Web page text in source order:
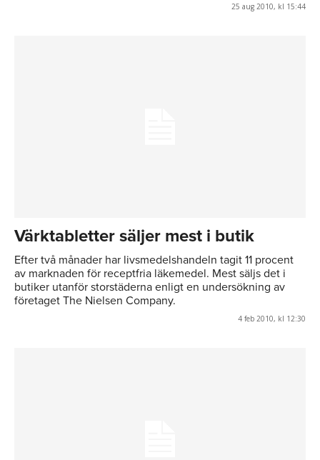
25 aug 2010, kl 15:44
Värktabletter säljer mest i butik
Efter två månader har livsmedelshandeln tagit 11 procent
av marknaden för receptfria läkemedel. Mest säljs det i
butiker utanför storstäderna enligt en undersökning av
företaget The Nielsen Company.
4 feb 2010, kl 12:30